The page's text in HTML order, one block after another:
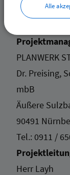
Tel.:
08731 /
PLANWERK
Dr. Preising,
mbB
Äußere
90491
Tel.: 0911 /
Herr Layh
Alle